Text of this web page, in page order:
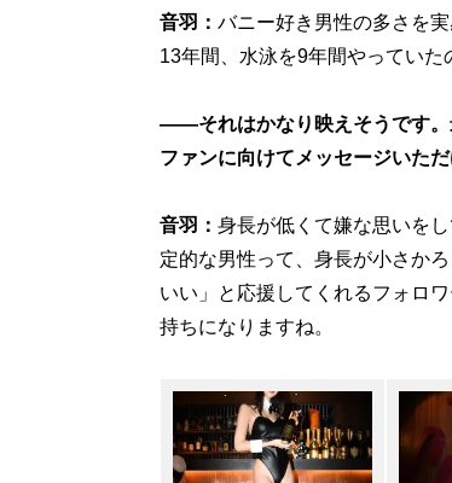
音羽： バニー好き男性の多さを
13年間、水泳を9年間やっていた
――それはかなり映えそうです。
ファンに向けてメッセージいただ
音羽： 身長が低くて嫌な思いを
定的な男性って、身長が小さか
いい」と応援してくれるフォロ
持ちになりますね。